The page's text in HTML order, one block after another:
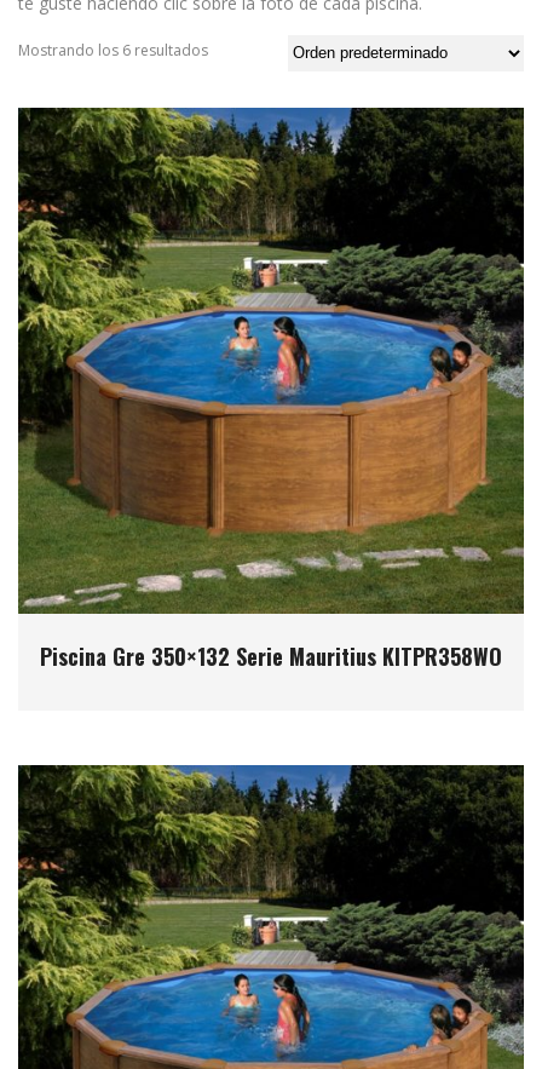
Mostrando los 6 resultados
Piscina Gre 350×132 Serie Mauritius KITPR358WO